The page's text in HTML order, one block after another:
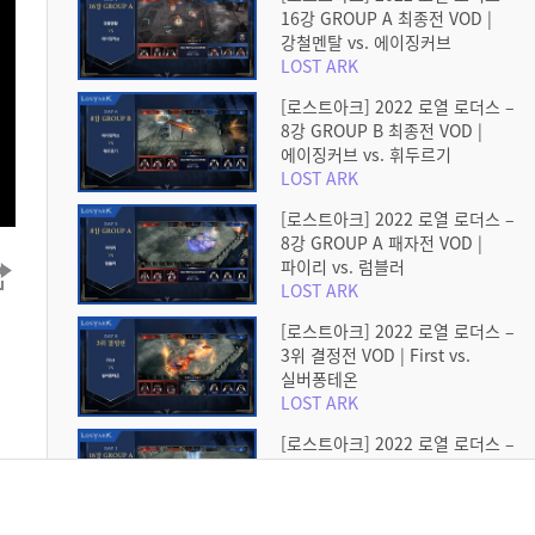
16강 GROUP A 최종전 VOD |
강철멘탈 vs. 에이징커브
LOST ARK
[로스트아크] 2022 로열 로더스 –
8강 GROUP B 최종전 VOD |
에이징커브 vs. 휘두르기
LOST ARK
[로스트아크] 2022 로열 로더스 –
8강 GROUP A 패자전 VOD |
파이리 vs. 럼블러
LOST ARK
[로스트아크] 2022 로열 로더스 –
3위 결정전 VOD | First vs.
실버퐁테온
LOST ARK
[로스트아크] 2022 로열 로더스 –
16강 GROUP A 1경기 VOD |